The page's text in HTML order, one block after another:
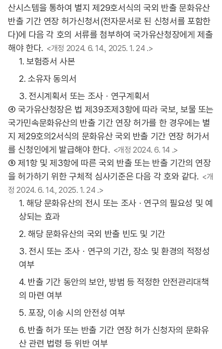
산시스템을 통하여 별지 제29호서식의 국외 반출 문화유산
반출 기간 연장 허가신청서(전자문서로 된 신청서를 포함한
다)에 다음 각 호의 서류를 첨부하여 국가유산청장에게 제출
해야 한다. <개정 2024. 6. 14., 2025. 1. 24 .>
1. 보험증서 사본
2. 소유자 동의서
3. 전시계획서 또는 조사ㆍ연구계획서
④ 국가유산청장은 법 제39조제3항에 따라 국보, 보물 또는
국가민속문화유산의 반출 기간 연장 허가를 한 경우에는 별
지 제29호의2서식의 문화유산 국외 반출 기간 연장 허가서
를 신청인에게 발급해야 한다. <개정 2024. 6. 14 .>
⑤ 제1항 및 제3항에 따른 국외 반출 또는 반출 기간의 연장
을 허가하기 위한 구체적 심사기준은 다음 각 호와 같다. <개
정 2024. 6. 14., 2025. 1. 24 .>
1. 해당 문화유산의 전시 또는 조사ㆍ연구의 필요성 및 예
상되는 효과
2. 해당 문화유산의 국외 반출 빈도 및 기간
3. 전시 또는 조사ㆍ연구의 기간, 장소 및 환경의 적정성
여부
4. 반출 기간 동안의 보안, 방범 등 적정한 안전관리대책
의 마련 여부
5. 포장, 이송 시의 안전성 여부
6. 반출 허가 또는 반출 기간 연장 허가 신청자의 문화유
산 관련 법령 등 위반 여부